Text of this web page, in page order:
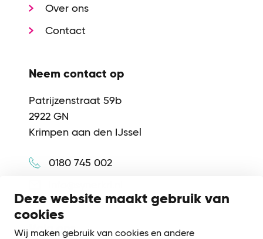
Deze website maakt gebruik van
cookies
Wij maken gebruik van cookies en andere
Over ons
Contact
Neem contact op
Patrijzenstraat 59b
2922 GN
Krimpen aan den IJssel
0180 745 002
Volg ons